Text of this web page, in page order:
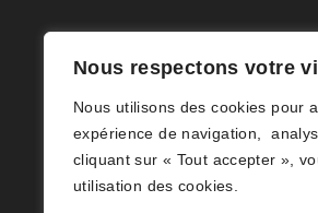
Nous respectons votre
Nous utilisons des cookies pour
expérience de navigation,
cliquant sur « Tout accepter »,
utilisation des cookies.
Nous sommes ravis de
des Clubs de Volley-
(B)(ACHVB). Votre
ligne dédiée à tout ce